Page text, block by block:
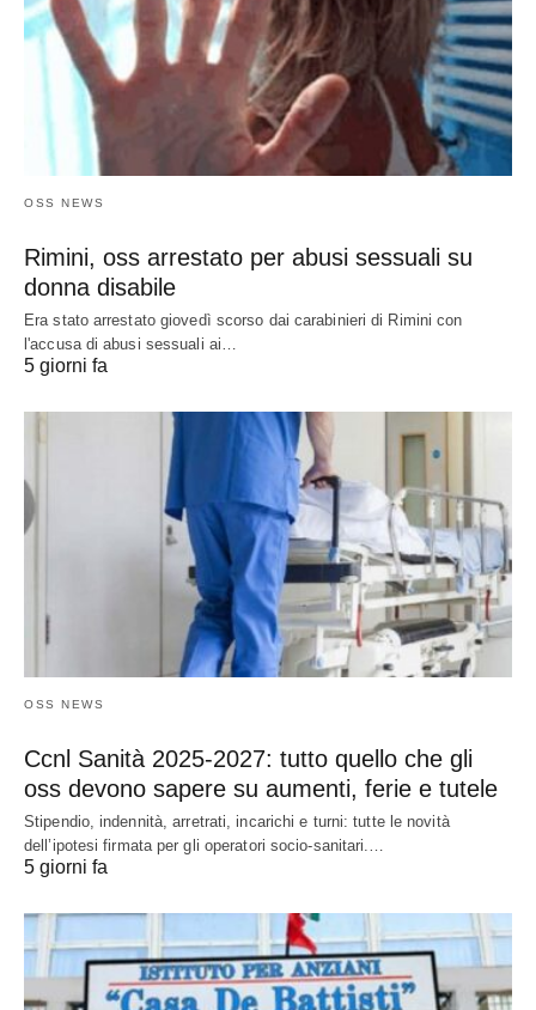
OSS NEWS
Rimini, oss arrestato per abusi sessuali su
donna disabile
Era stato arrestato giovedì scorso dai carabinieri di Rimini con
l'accusa di abusi sessuali ai…
5 giorni fa
OSS NEWS
Ccnl Sanità 2025-2027: tutto quello che gli
oss devono sapere su aumenti, ferie e tutele
Stipendio, indennità, arretrati, incarichi e turni: tutte le novità
dell’ipotesi firmata per gli operatori socio-sanitari.…
5 giorni fa